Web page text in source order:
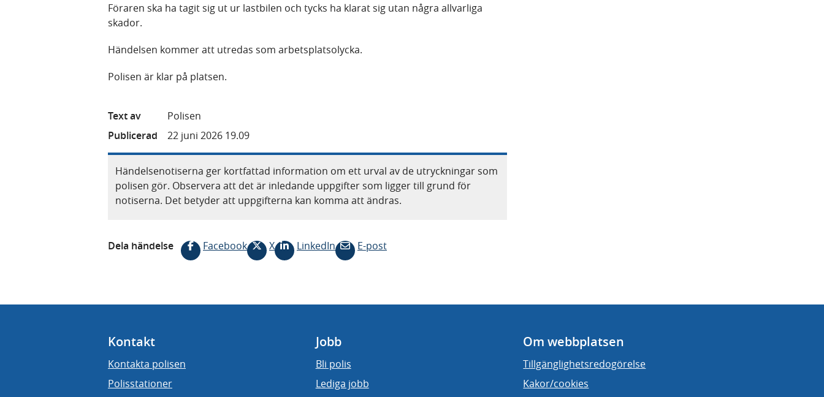
Föraren ska ha tagit sig ut ur lastbilen och tycks ha klarat sig utan några allvarliga
skador.
Händelsen kommer att utredas som arbetsplatsolycka.
Polisen är klar på platsen.
Text av
Polisen
Publicerad
22 juni 2026 19.09
Händelsenotiserna ger kortfattad information om ett urval av de utryckningar som
polisen gör. Observera att det är inledande uppgifter som ligger till grund för
notiserna. Det betyder att uppgifterna kan komma att ändras.
Dela händelse Facebook X LinkedIn E-post
Kontakt
Kontakta polisen
Polisstationer
Jobb
Bli polis
Lediga jobb
Om webbplatsen
Tillgänglighetsredogörelse
Kakor/cookies